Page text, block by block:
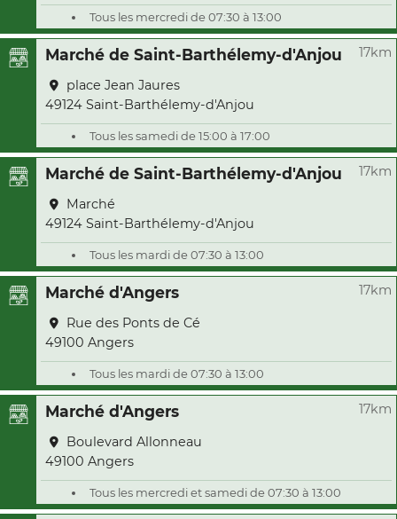
Tous les mercredi de 07:30 à 13:00
Marché de Saint-Barthélemy-d'Anjou 17km
place Jean Jaures
49124 Saint-Barthélemy-d'Anjou
Tous les samedi de 15:00 à 17:00
Marché de Saint-Barthélemy-d'Anjou 17km
Marché
49124 Saint-Barthélemy-d'Anjou
Tous les mardi de 07:30 à 13:00
Marché d'Angers 17km
Rue des Ponts de Cé
49100 Angers
Tous les mardi de 07:30 à 13:00
Marché d'Angers 17km
Boulevard Allonneau
49100 Angers
Tous les mercredi et samedi de 07:30 à 13:00